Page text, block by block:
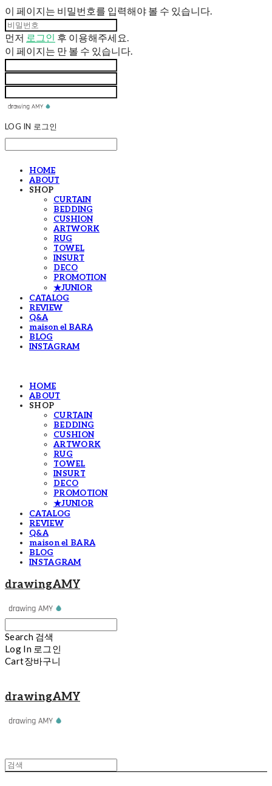
이 페이지는 비밀번호를 입력해야 볼 수 있습니다.
먼저 로그인 후 이용해주세요.
이 페이지는 만 볼 수 있습니다.
LOG IN 로그인
HOME
ABOUT
SHOP
CURTAIN
BEDDING
CUSHION
ARTWORK
RUG
TOWEL
INSURT
DECO
PROMOTION
★JUNIOR
CATALOG
REVIEW
Q&A
maison el BARA
BLOG
INSTAGRAM
HOME
ABOUT
SHOP
CURTAIN
BEDDING
CUSHION
ARTWORK
RUG
TOWEL
INSURT
DECO
PROMOTION
★JUNIOR
CATALOG
REVIEW
Q&A
maison el BARA
BLOG
INSTAGRAM
drawingAMY
Search 검색
Log In 로그인
Cart장바구니
drawingAMY